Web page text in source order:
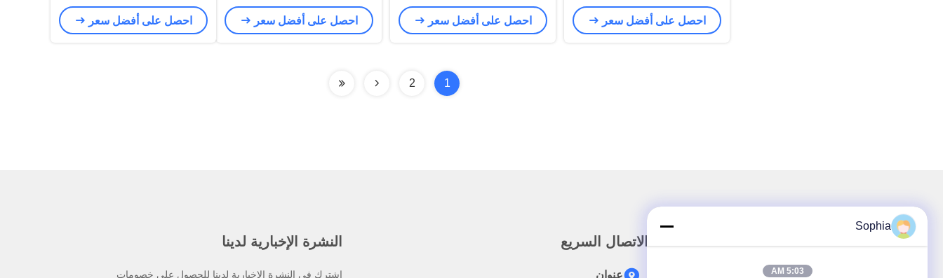
احصل على أفضل سعر
ميكرون مع لاصق أكريليك مذيب
احصل على أفضل سعر
وتكييف الهواء، مقاوم للهب، لاصق
أكريليك مذيب
احصل على أفضل سعر احصل على أفضل سعر
1
2
الاتصال السريع
عنوان
النشرة الإخبارية لدينا
اشترك في النشرة الإخبارية لدينا للحصول على خصومات
Sophia
5:03 AM